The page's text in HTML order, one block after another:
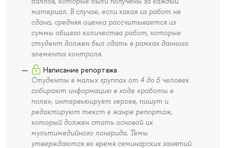
материал. В случае, если какая из работ не
сдана, средняя оценка рассчитывается из
суммы общего количества работ, которые
студент должен был сдать в рамках данного
элемента контроля.
Написание репортажа
Студенты в малых группах от 4 до 5 человек
собирают информацию в ходе «работы в
поле», интервьюирует героев, пишут и
редактируют текст в жанре репортаж,
который должен стать основой их
мультимедийного лонгрида. Темы
утверждаются во время семинарских занятий